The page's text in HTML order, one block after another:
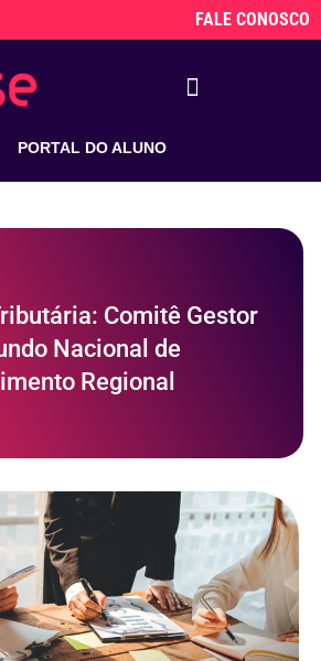
FALE CONOSCO
PORTAL DO ALUNO
Comitê Gestor
Nacional de
Regional